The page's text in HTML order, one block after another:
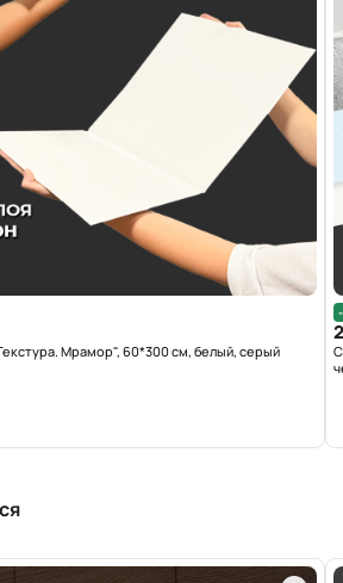
Мрамор", 60*300 см, белый, серый